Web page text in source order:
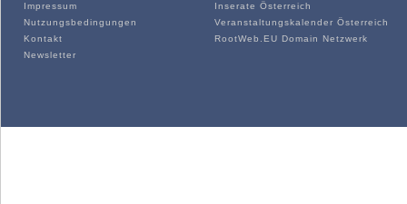
Impressum
Nutzungsbedingungen
Kontakt
Newsletter
Inserate Österreich
Veranstaltungskalender Österreich
RootWeb.EU Domain Netzwerk